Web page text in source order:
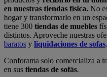
en nuestras tiendas física. No
hogar y transformarlo en un
tiene 300 tiendas de muebles
distintos. Aproveche nuestras
baratos y liquidaciones de sofas.
Conforama solo comercializa a
en sus tiendas de sofás.